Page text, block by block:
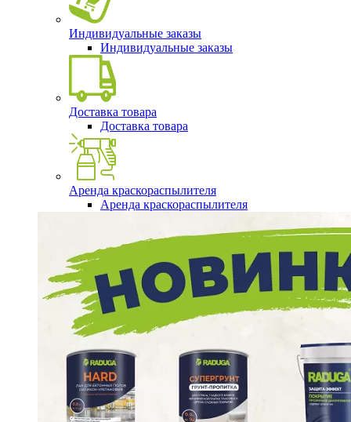
Индивидуальные заказы
Индивидуальные заказы
Доставка товара
Доставка товара
Аренда краскораспылителя
Аренда краскораспылителя